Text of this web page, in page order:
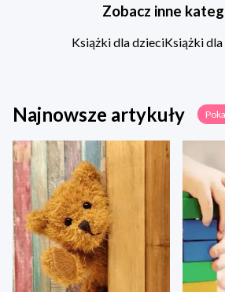
Zobacz inne
Książki dla dzieciKsiążki
Najnowsze artykuły